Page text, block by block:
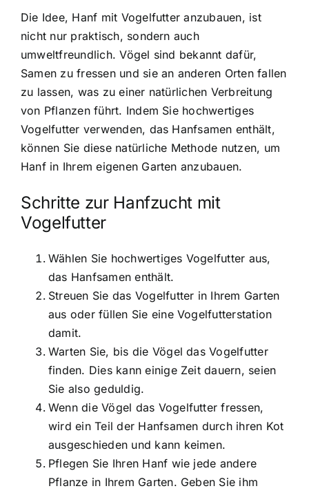
Die Idee, Hanf mit Vogelfutter anzubauen, ist
nicht nur praktisch, sondern auch
umweltfreundlich. Vögel sind bekannt dafür,
Samen zu fressen und sie an anderen Orten fallen
zu lassen, was zu einer natürlichen Verbreitung
von Pflanzen führt. Indem Sie hochwertiges
Vogelfutter verwenden, das Hanfsamen enthält,
können Sie diese natürliche Methode nutzen, um
Hanf in Ihrem eigenen Garten anzubauen.
Schritte zur Hanfzucht mit
Vogelfutter
Wählen Sie hochwertiges Vogelfutter aus,
das Hanfsamen enthält.
Streuen Sie das Vogelfutter in Ihrem Garten
aus oder füllen Sie eine Vogelfutterstation
damit.
Warten Sie, bis die Vögel das Vogelfutter
finden. Dies kann einige Zeit dauern, seien
Sie also geduldig.
Wenn die Vögel das Vogelfutter fressen,
wird ein Teil der Hanfsamen durch ihren Kot
ausgeschieden und kann keimen.
Pflegen Sie Ihren Hanf wie jede andere
Pflanze in Ihrem Garten. Geben Sie ihm